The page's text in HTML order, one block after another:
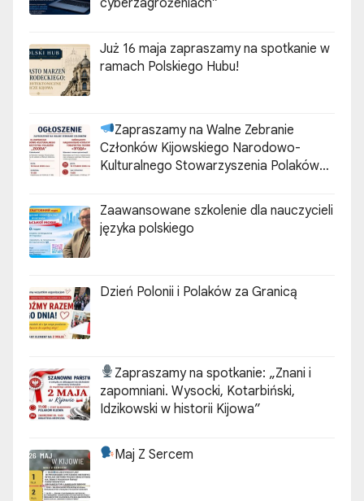
cyberzagrożeniach”
Już 16 maja zapraszamy na spotkanie w
ramach Polskiego Hubu!
Zapraszamy na Walne Zebranie
Członków Kijowskiego Narodowo-
Kulturalnego Stowarzyszenia Polaków
Zaawansowane szkolenie dla nauczycieli
języka polskiego
Dzień Polonii i Polaków za Granicą
Zapraszamy na spotkanie: „Znani i
zapomniani. Wysocki, Kotarbiński,
Idzikowski w historii Kijowa”
Maj Z Sercem